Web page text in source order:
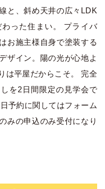
と、斜め天井の広々LDK
った住まい。 プライバ
お施主様自身で塗装する
ザイン。陽の光が心地よ
は平屋だからこそ。 完全
を2日間限定の見学会で
予約に関してはフォーム
みの申込のみ受付になり